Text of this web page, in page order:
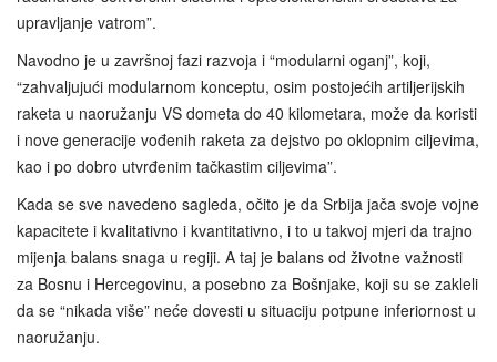
upravljanje vatrom”.
Navodno je u završnoj fazi razvoja i “modularni oganj”, koji,
“zahvaljujući modularnom konceptu, osim postojećih artiljerijskih
raketa u naoružanju VS dometa do 40 kilometara, može da koristi
i nove generacije vođenih raketa za dejstvo po oklopnim ciljevima,
kao i po dobro utvrđenim tačkastim ciljevima”.
Kada se sve navedeno sagleda, očito je da Srbija jača svoje vojne
kapacitete i kvalitativno i kvantitativno, i to u takvoj mjeri da trajno
mijenja balans snaga u regiji. A taj je balans od životne važnosti
za Bosnu i Hercegovinu, a posebno za Bošnjake, koji su se zakleli
da se “nikada više” neće dovesti u situaciju potpune inferiornost u
naoružanju.